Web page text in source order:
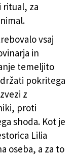
ritual, za
vsaj
in
temeljito
pokritega
z
proti
shoda. Kot je
Lilia
oseba, a za to